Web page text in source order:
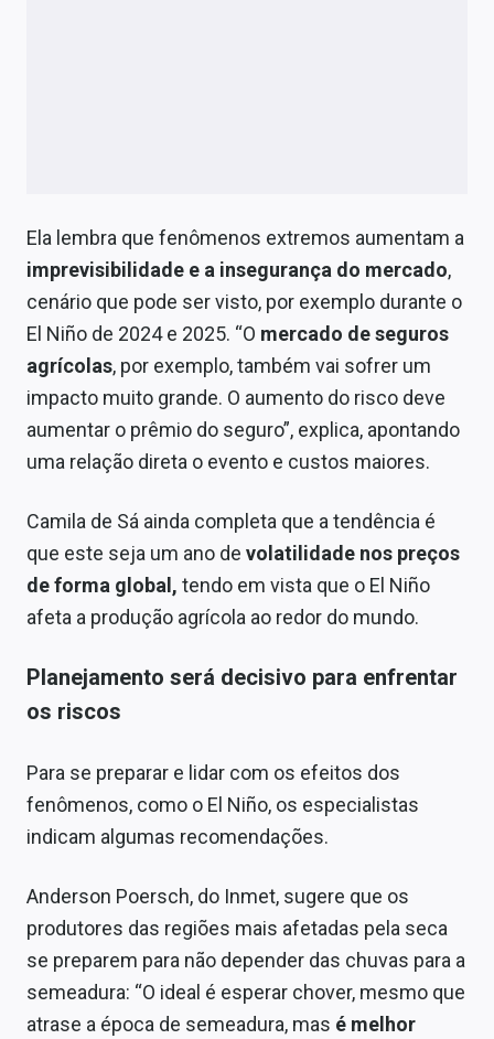
Ela lembra que fenômenos extremos aumentam a
imprevisibilidade e a insegurança do mercado,
cenário que pode ser visto, por exemplo durante o
El Niño de 2024 e 2025. “O mercado de seguros
agrícolas, por exemplo, também vai sofrer um
impacto muito grande. O aumento do risco deve
aumentar o prêmio do seguro”, explica, apontando
uma relação direta o evento e custos maiores.
Camila de Sá ainda completa que a tendência é
que este seja um ano de volatilidade nos preços
de forma global, tendo em vista que o El Niño
afeta a produção agrícola ao redor do mundo.
Planejamento será decisivo para enfrentar
os riscos
Para se preparar e lidar com os efeitos dos
fenômenos, como o El Niño, os especialistas
indicam algumas recomendações.
Anderson Poersch, do Inmet, sugere que os
produtores das regiões mais afetadas pela seca
se preparem para não depender das chuvas para a
semeadura: “O ideal é esperar chover, mesmo que
atrase a época de semeadura, mas é melhor